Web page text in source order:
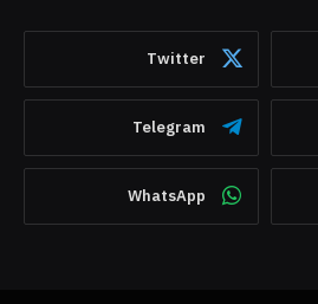
Twitter
Telegram
WhatsApp